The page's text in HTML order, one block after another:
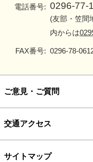
電話番号: 0296-77-
(友部・笠間
内からは
FAX番号: 0296-78-
ご意見・ご質問
交通アクセス
サイトマップ